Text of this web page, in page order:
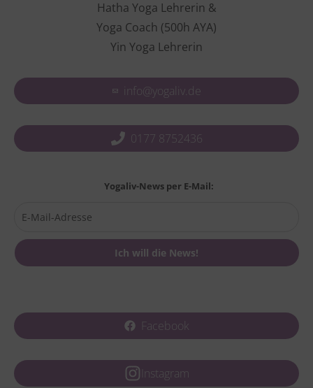
Hatha Yoga Lehrerin &
Yoga Coach (500h AYA)
Yin Yoga Lehrerin
info@yogaliv.de
0177 8752436
Yogaliv-News per E-Mail:
Facebook
Instagram